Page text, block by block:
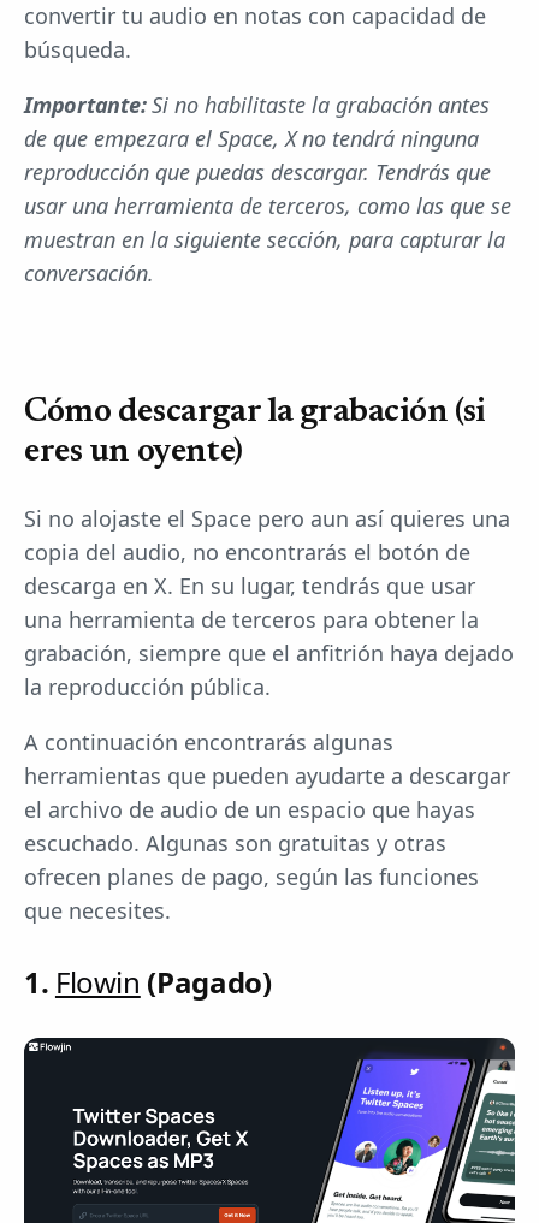
convertir tu audio en notas con capacidad de
búsqueda.
Importante:Si no habilitaste la grabación antes
de que empezara el Space, X no tendrá ninguna
reproducción que puedas descargar. Tendrás que
usar una herramienta de terceros, como las que se
muestran en la siguiente sección, para capturar la
conversación.
Cómo descargar la grabación (si
eres un oyente)
Si no alojaste el Space pero aun así quieres una
copia del audio, no encontrarás el botón de
descarga en X. En su lugar, tendrás que usar
una herramienta de terceros para obtener la
grabación, siempre que el anfitrión haya dejado
la reproducción pública.
A continuación encontrarás algunas
herramientas que pueden ayudarte a descargar
el archivo de audio de un espacio que hayas
escuchado. Algunas son gratuitas y otras
ofrecen planes de pago, según las funciones
que necesites.
1. Flowin (Pagado)